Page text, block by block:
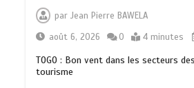
parJean Pierre BAWELA
août 6, 2026
0 4 minutes
TOGO : Bon vent dans les secteurs
tourisme